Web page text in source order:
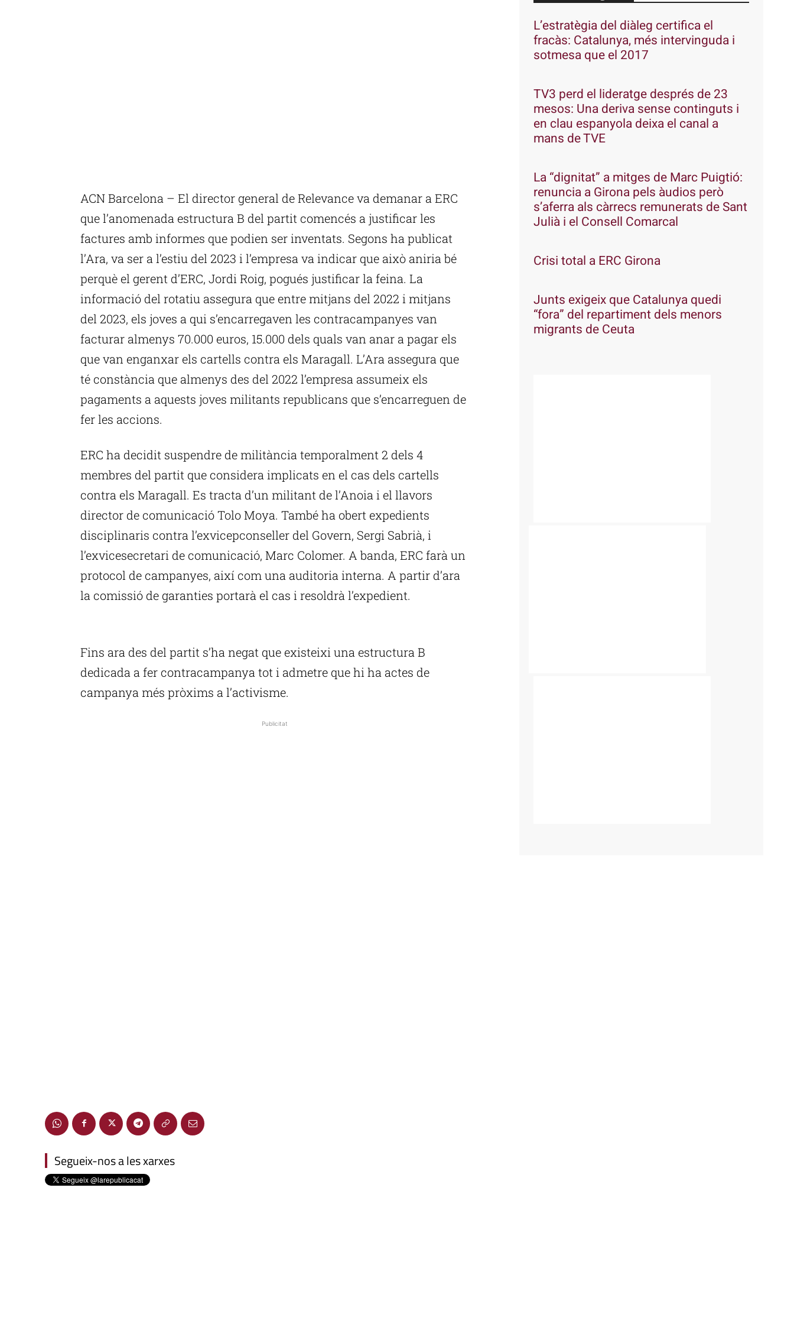
ACN Barcelona – El director general de Relevance va demanar a ERC
que l’anomenada estructura B del partit comencés a justificar les
factures amb informes que podien ser inventats. Segons ha publicat
l’Ara, va ser a l’estiu del 2023 i l’empresa va indicar que això aniria bé
perquè el gerent d’ERC, Jordi Roig, pogués justificar la feina. La
informació del rotatiu assegura que entre mitjans del 2022 i mitjans
del 2023, els joves a qui s’encarregaven les contracampanyes van
facturar almenys 70.000 euros, 15.000 dels quals van anar a pagar els
que van enganxar els cartells contra els Maragall. L’Ara assegura que
té constància que almenys des del 2022 l’empresa assumeix els
pagaments a aquests joves militants republicans que s’encarreguen de
fer les accions.
ERC ha decidit suspendre de militància temporalment 2 dels 4
membres del partit que considera implicats en el cas dels cartells
contra els Maragall. Es tracta d’un militant de l’Anoia i el llavors
director de comunicació Tolo Moya. També ha obert expedients
disciplinaris contra l’exvicepconseller del Govern, Sergi Sabrià, i
l’exvicesecretari de comunicació, Marc Colomer. A banda, ERC farà un
protocol de campanyes, així com una auditoria interna. A partir d’ara
la comissió de garanties portarà el cas i resoldrà l’expedient.
Fins ara des del partit s’ha negat que existeixi una estructura B
dedicada a fer contracampanya tot i admetre que hi ha actes de
campanya més pròxims a l’activisme.
Publicitat
Segueix-nos a les xarxes
L’estratègia del diàleg certifica el
fracàs: Catalunya, més intervinguda i
sotmesa que el 2017
TV3 perd el lideratge després de 23
mesos: Una deriva sense continguts i
en clau espanyola deixa el canal a
mans de TVE
La “dignitat” a mitges de Marc Puigtió:
renuncia a Girona pels àudios però
s’aferra als càrrecs remunerats de Sant
Julià i el Consell Comarcal
Crisi total a ERC Girona
Junts exigeix que Catalunya quedi
“fora” del repartiment dels menors
migrants de Ceuta